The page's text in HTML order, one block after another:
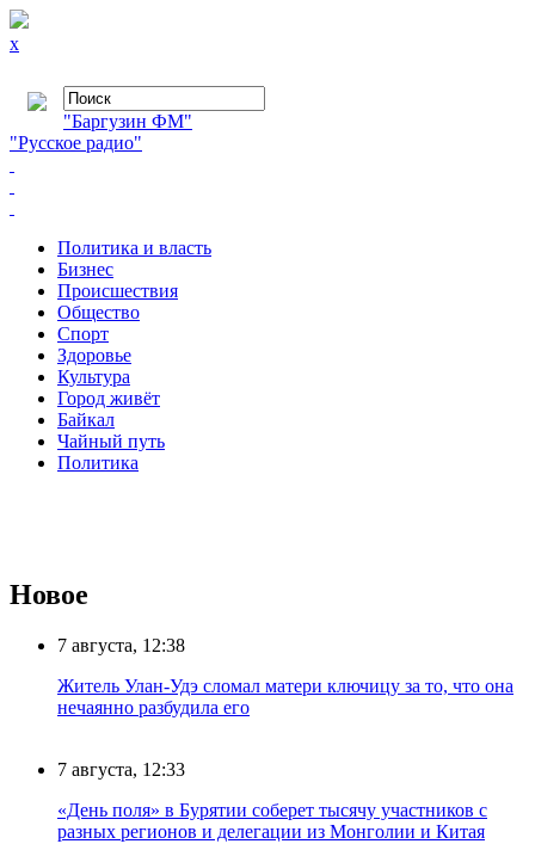
x
"Баргузин ФМ"
"Русское радио"
Политика и власть
Бизнес
Происшествия
Общество
Cпорт
Здоровье
Культура
Город живёт
Байкал
Чайный путь
Политика
Новое
7 августа, 12:38
Житель Улан-Удэ сломал матери ключицу за то, что она
нечаянно разбудила его
7 августа, 12:33
«День поля» в Бурятии соберет тысячу участников с
разных регионов и делегации из Монголии и Китая